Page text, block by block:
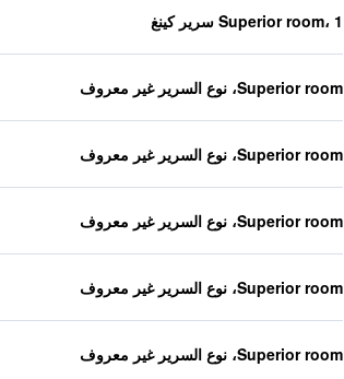
Superior room، 1 سرير كينغ
Superior room، نوع السرير غير معروف
Superior room، نوع السرير غير معروف
Superior room، نوع السرير غير معروف
Superior room، نوع السرير غير معروف
Superior room، نوع السرير غير معروف